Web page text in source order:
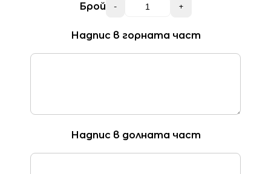
Брой - +
Надпис в горната част
Надпис в долната част